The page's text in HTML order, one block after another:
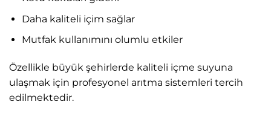
Daha kaliteli içim sağlar
Mutfak kullanımını olumlu etkiler
Özellikle büyük şehirlerde kaliteli içme suyuna
ulaşmak için profesyonel arıtma sistemleri tercih
edilmektedir.